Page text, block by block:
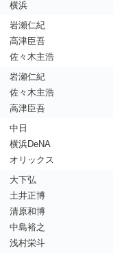
横浜
岩瀬仁紀
高津臣吾
佐々木主浩
岩瀬仁紀
佐々木主浩
高津臣吾
中日
横浜DeNA
オリックス
大下弘
土井正博
清原和博
中島裕之
浅村栄斗